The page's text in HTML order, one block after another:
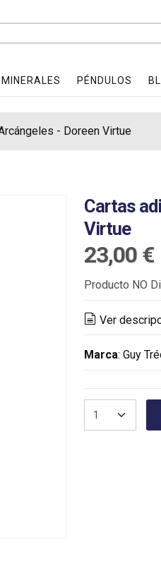
MINERALES PÉNDULOS
- Doreen Virtue
Cartas
Virtue
23,00 €
Producto NO
Ver
Marca: Guy